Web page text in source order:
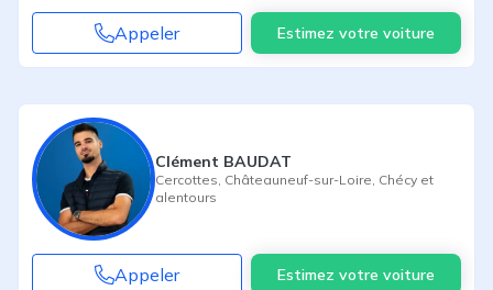
Appeler Estimez votre voiture
Clément BAUDAT
Cercottes Châteauneuf-sur-Loire Chécy et
alentours
Appeler Estimez votre voiture